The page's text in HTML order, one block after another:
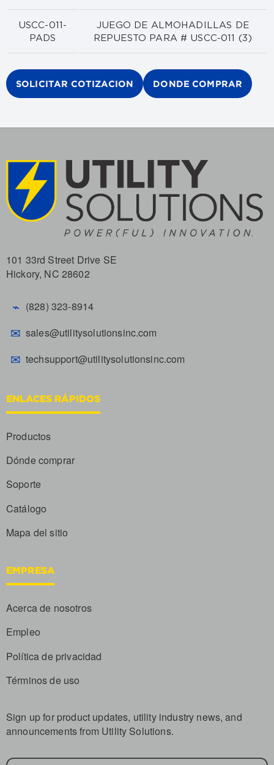
USCC-011-
PADS
JUEGO DE ALMOHADILLAS DE
REPUESTO PARA # USCC-011 (3)
SOLICITAR COTIZACION DONDE COMPRAR
101 33rd Street Drive SE
Hickory, NC 28602
⌁ (828) 323-8914
✉ sales@utilitysolutionsinc.com
✉ techsupport@utilitysolutionsinc.com
ENLACES RÁPIDOS
Productos
Dónde comprar
Soporte
Catálogo
Mapa del sitio
EMPRESA
Acerca de nosotros
Empleo
Política de privacidad
Términos de uso
Sign up for product updates, utility industry news, and
announcements from Utility Solutions.